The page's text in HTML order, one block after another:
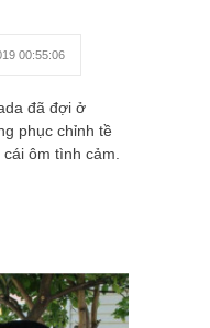
00:55:06
đã đợi ở
phục chỉnh tề
ôm tình cảm.